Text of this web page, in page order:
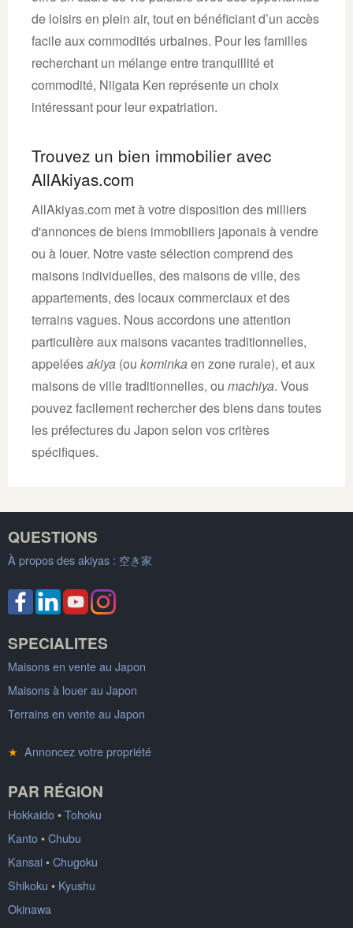
de loisirs en plein air, tout en bénéficiant d’un accès
facile aux commodités urbaines. Pour les familles
recherchant un mélange entre tranquillité et
commodité, Niigata Ken représente un choix
intéressant pour leur expatriation.
Trouvez un bien immobilier avec
AllAkiyas.com
AllAkiyas.com met à votre disposition des milliers
d'annonces de biens immobiliers japonais à vendre
ou à louer. Notre vaste sélection comprend des
maisons individuelles, des maisons de ville, des
appartements, des locaux commerciaux et des
terrains vagues. Nous accordons une attention
particulière aux maisons vacantes traditionnelles,
appeléesakiya (ou kominkaen zone rurale), et aux
maisons de ville traditionnelles, ou machiya. Vous
pouvez facilement rechercher des biens dans toutes
les préfectures du Japon selon vos critères
spécifiques.
QUESTIONS
À propos des akiyas : 空き家
SPECIALITES
Maisons en vente au Japon
Maisons à louer au Japon
Terrains en vente au Japon
★ Annoncez votre propriété
PAR RÉGION
Hokkaido•Tohoku
Kanto•Chubu
Kansai•Chugoku
Shikoku • Kyushu
Okinawa